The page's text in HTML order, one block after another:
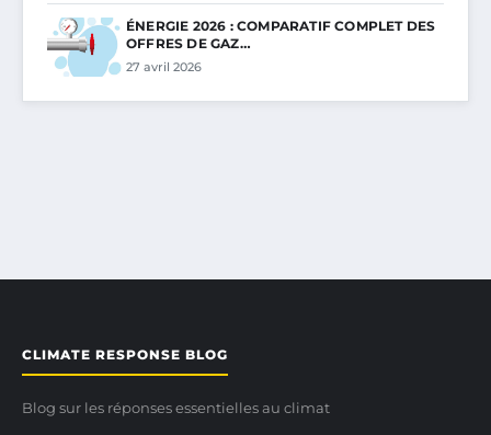
ÉNERGIE 2026 : COMPARATIF COMPLET DES
OFFRES DE GAZ…
27 avril 2026
CLIMATE RESPONSE BLOG
Blog sur les réponses essentielles au climat